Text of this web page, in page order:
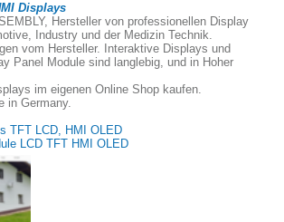
Displays
Hersteller von professionellen Display
Industry und der Medizin Technik.
vom Hersteller. Interaktive Displays und
Panel Module sind langlebig, und in Hoher
im eigenen Online Shop kaufen.
in Germany.
TFT LCD, HMI OLED
LCD TFT HMI OLED